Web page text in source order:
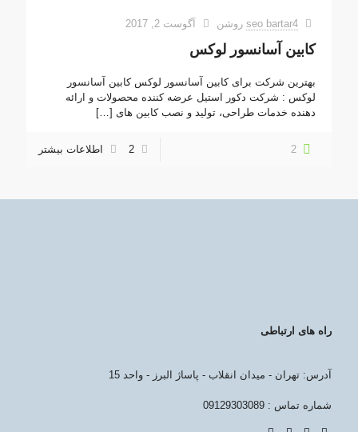
seo bartar4 روشن آگوست 2, 2017
کابین آسانسور لوکس
بهترین شرکت برای کابین آسانسور لوکس کابین آسانسور
لوکس : شرکت دکور استیل عرضه کننده محصولات و ارائه
دهنده خدمات طراحی، تولید و نصب کابین های […]
2
2 اطلاعات بیشتر
راه های ارتباطی
آدرس: تهران - میدان انقلاب - پاساژ البرز - واحد 15
شماره تماس : 09129303089